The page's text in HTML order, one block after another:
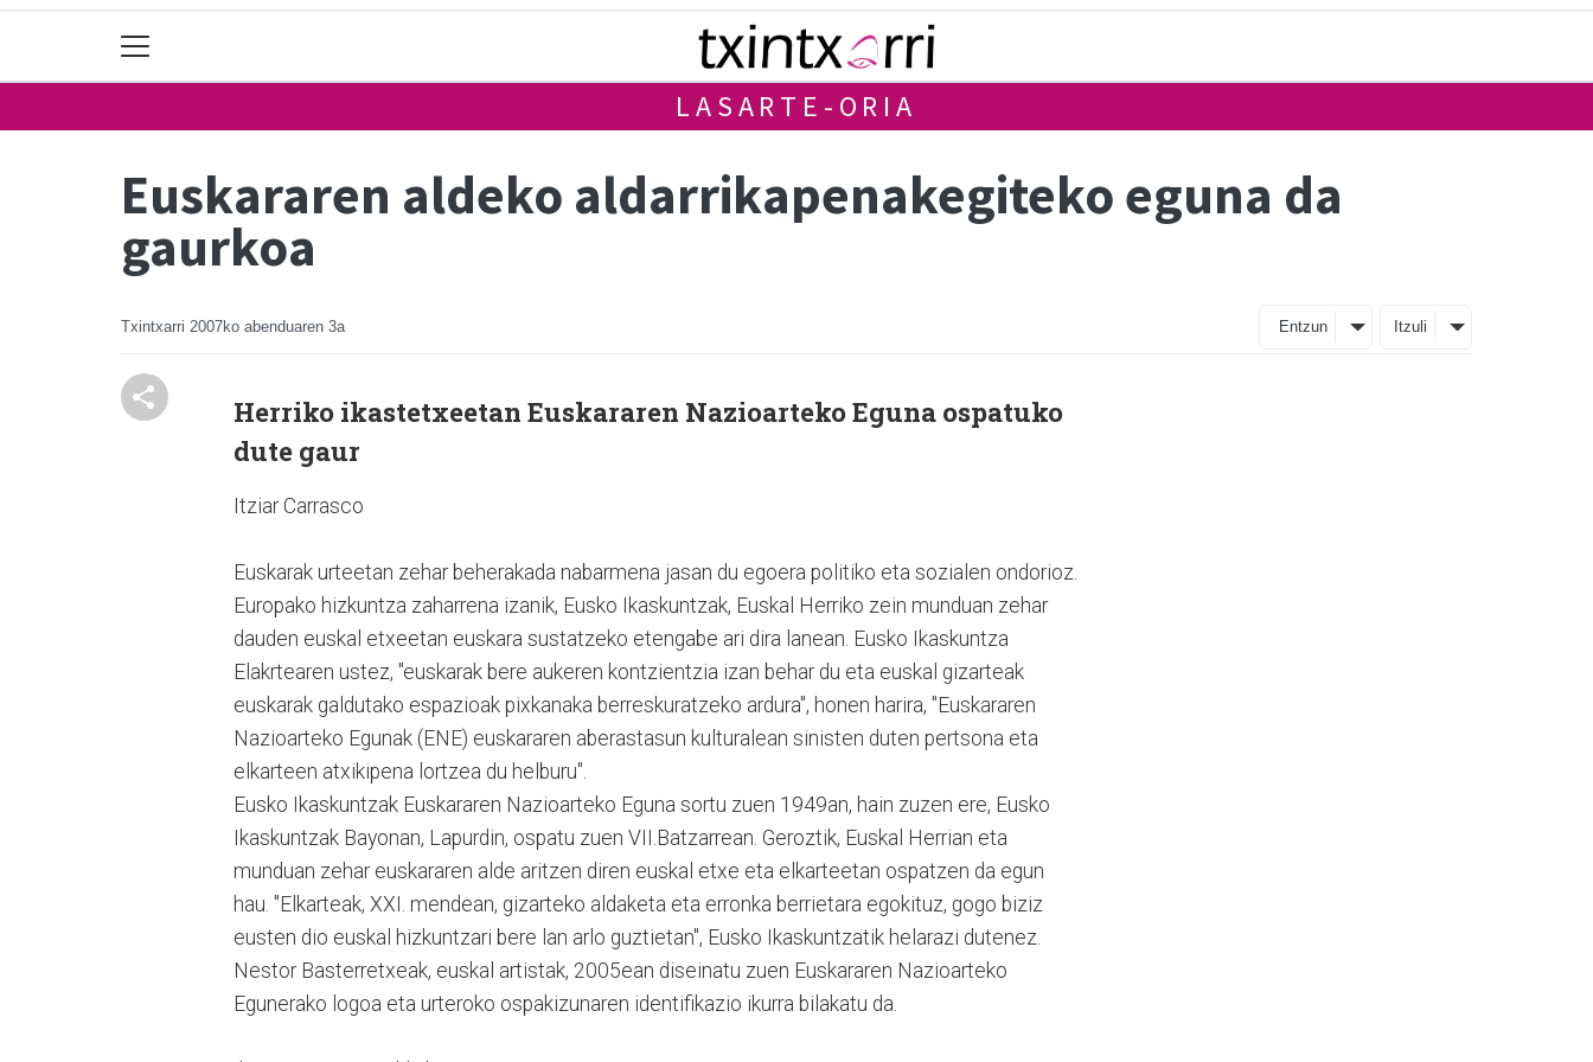
LASARTE-ORIA
Euskararen aldeko aldarrikapenakegiteko eguna da
gaurkoa
Txintxarri 2007ko abenduaren 3a Entzun Itzuli
Herriko ikastetxeetan Euskararen Nazioarteko Eguna ospatuko
dute gaur
Itziar Carrasco
Euskarak urteetan zehar beherakada nabarmena jasan du egoera politiko eta sozialen ondorioz.
Europako hizkuntza zaharrena izanik, Eusko Ikaskuntzak, Euskal Herriko zein munduan zehar
dauden euskal etxeetan euskara sustatzeko etengabe ari dira lanean. Eusko Ikaskuntza
Elakrtearen ustez, "euskarak bere aukeren kontzientzia izan behar du eta euskal gizarteak
euskarak galdutako espazioak pixkanaka berreskuratzeko ardura", honen harira, "Euskararen
Nazioarteko Egunak (ENE) euskararen aberastasun kulturalean sinisten duten pertsona eta
elkarteen atxikipena lortzea du helburu".
Eusko Ikaskuntzak Euskararen Nazioarteko Eguna sortu zuen 1949an, hain zuzen ere, Eusko
Ikaskuntzak Bayonan, Lapurdin, ospatu zuen VII.Batzarrean. Geroztik, Euskal Herrian eta
munduan zehar euskararen alde aritzen diren euskal etxe eta elkarteetan ospatzen da egun
hau. "Elkarteak, XXI. mendean, gizarteko aldaketa eta erronka berrietara egokituz, gogo biziz
eusten dio euskal hizkuntzari bere lan arlo guztietan", Eusko Ikaskuntzatik helarazi dutenez.
Nestor Basterretxeak, euskal artistak, 2005ean diseinatu zuen Euskararen Nazioarteko
Egunerako logoa eta urteroko ospakizunaren identifikazio ikurra bilakatu da.